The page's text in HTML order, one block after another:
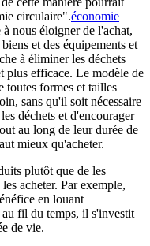
circulaire".économie
nous éloigner de l'achat,
et des équipements et
à éliminer les déchets
plus efficace. Le modèle de
toutes formes et tailles
sans qu'il soit nécessaire
déchets et d'encourager
au long de leur durée de
mieux qu'acheter.
plutôt que de les
acheter. Par exemple,
en louant
fil du temps, il s'investit
de vie.